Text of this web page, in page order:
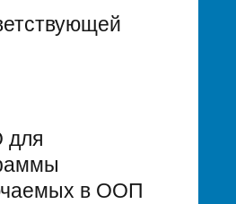
для
в ООП